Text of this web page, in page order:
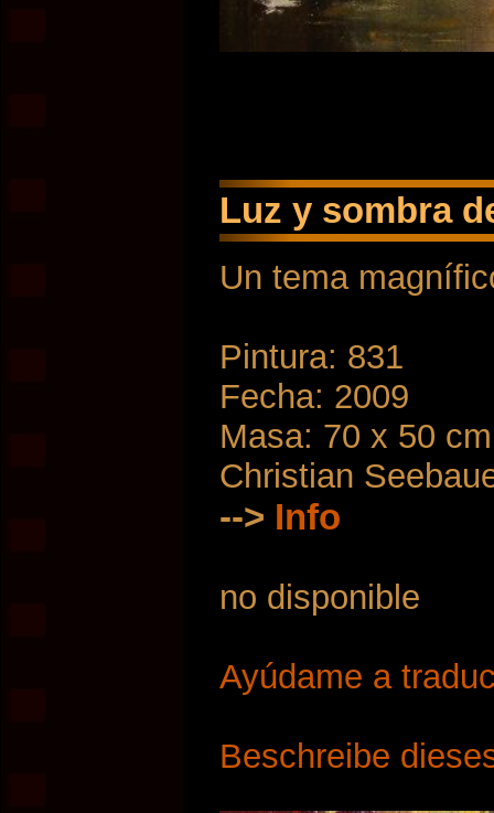
Luz y sombra
Un tema
Pintura: 831
Fecha: 2009
Masa: 70 x 50 cm
Christian
--> Info
no disponible
Ayúdame a
Beschreibe